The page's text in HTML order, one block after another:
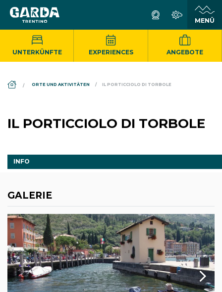
UNTERKÜNFTE EXPERIENCES ANGEBOTE
ORTE UND AKTIVITÄTEN IL PORTICCIOLO DI TORBOLE
IL PORTICCIOLO DI TORBOLE
INFO
GALERIE